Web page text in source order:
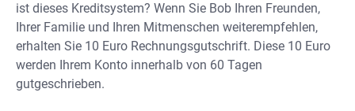
ist dieses Kreditsystem? Wenn Sie Bob Ihren Freunden,
Ihrer Familie und Ihren Mitmenschen weiterempfehlen,
erhalten Sie 10 Euro Rechnungsgutschrift. Diese 10 Euro
werden Ihrem Konto innerhalb von 60 Tagen
gutgeschrieben.